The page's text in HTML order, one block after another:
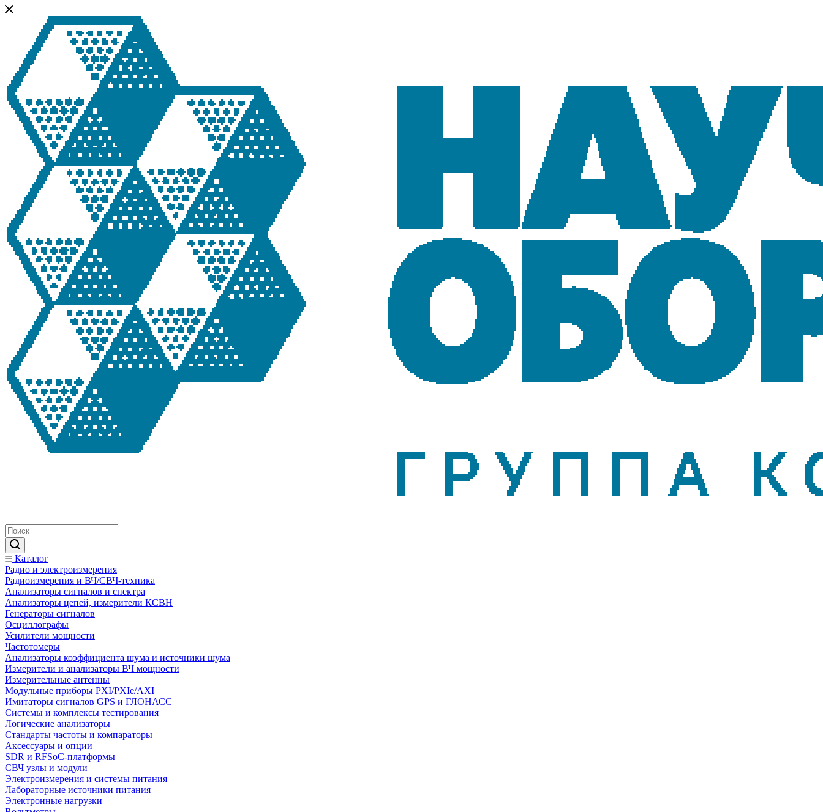
Каталог
Радио и электроизмерения
Радиоизмерения и ВЧ/СВЧ-техника
Анализаторы сигналов и спектра
Анализаторы цепей, измерители КСВН
Генераторы сигналов
Осциллографы
Усилители мощности
Частотомеры
Анализаторы коэффициента шума и источники шума
Измерители и анализаторы ВЧ мощности
Измерительные антенны
Модульные приборы PXI/PXIe/AXI
Имитаторы сигналов GPS и ГЛОНАСС
Системы и комплексы тестирования
Логические анализаторы
Стандарты частоты и компараторы
Аксессуары и опции
SDR и RFSoC‑платформы
СВЧ узлы и модули
Электроизмерения и системы питания
Лабораторные источники питания
Электронные нагрузки